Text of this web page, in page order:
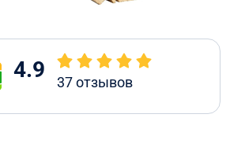
4.9 37отзывов